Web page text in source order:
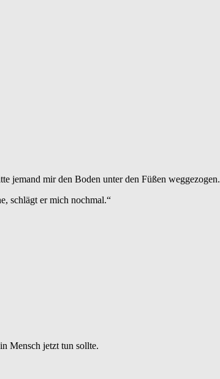
jemand mir den Boden unter den Füßen weggezogen.
schlägt er mich nochmal.“
Mensch jetzt tun sollte.